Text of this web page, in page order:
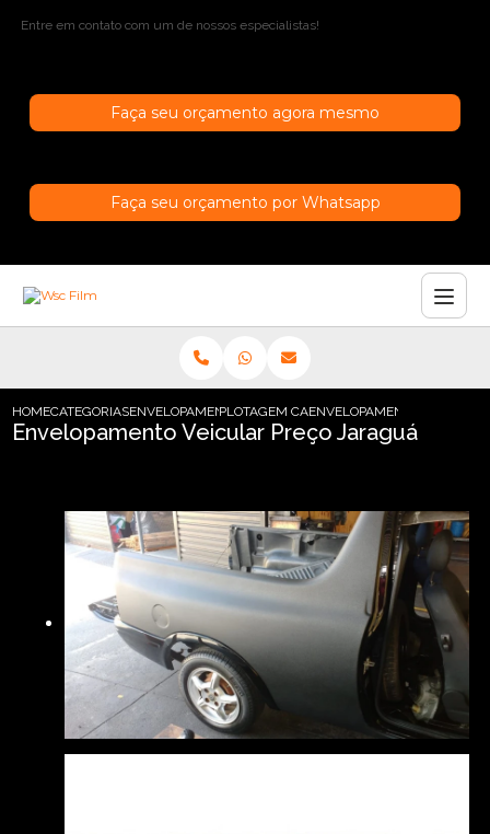
Entre em contato com um de nossos especialistas!
Faça seu orçamento agora mesmo
Faça seu orçamento por Whatsapp
HOMECATEGORIASENVELOPAMENTO DE CARROS
PLOTAGEM CARRO SAO PAULO
ENVELOPAMENTO
Envelopamento Veicular Preço Jaraguá